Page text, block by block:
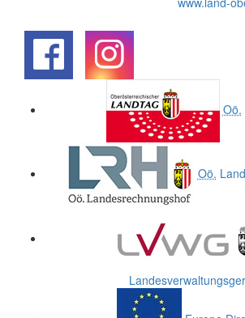
Oö.
Oö.